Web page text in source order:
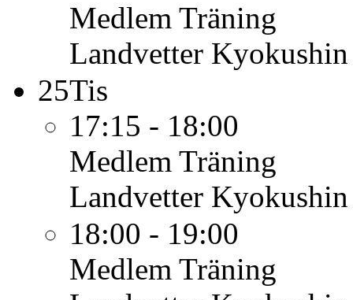
Medlem Träning
Landvetter
25Tis
17:15 - 18:00
Medlem Träning
Landvetter
18:00 - 19:00
Medlem Träning